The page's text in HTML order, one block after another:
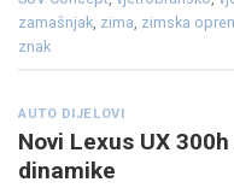
zamašnjak, zima, zimska
znak
AUTO DIJELOVI
Novi Lexus UX
dinamike